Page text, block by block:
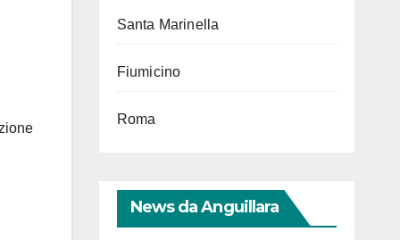
Santa Marinella
Fiumicino
Roma
News da Anguillara